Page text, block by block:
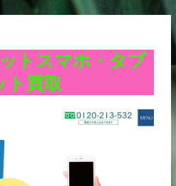
トスマホ・タブ
ト買取